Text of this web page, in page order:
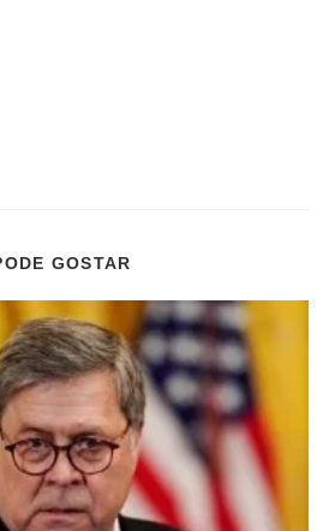
GOSTAR